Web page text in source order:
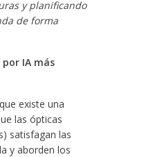
y planificando
de forma
IA más
existe una
las ópticas
satisfagan las
y aborden los